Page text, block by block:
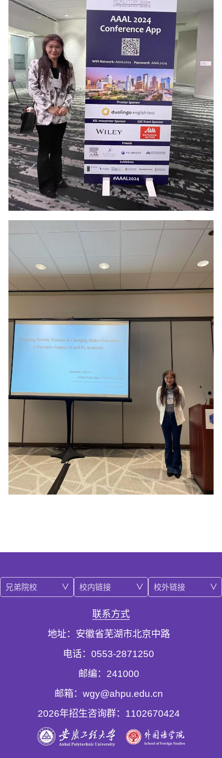
兄弟院校 校内链接 校外链接
联系方式
地址：安徽省芜湖市北京中路
电话：0553-2871250
邮编：241000
邮箱：wgy@ahpu.edu.cn
2026年招生咨询群：1102670424